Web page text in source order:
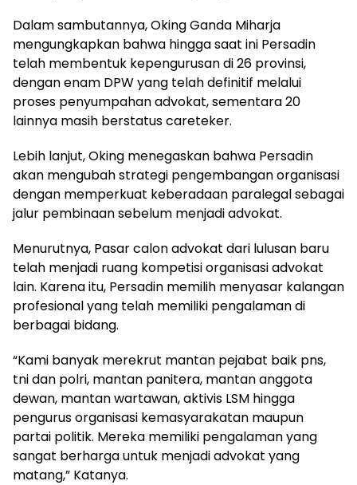
Dalam sambutannya, Oking Ganda Miharja
mengungkapkan bahwa hingga saat ini Persadin
telah membentuk kepengurusan di 26 provinsi,
dengan enam DPW yang telah definitif melalui
proses penyumpahan advokat, sementara 20
lainnya masih berstatus careteker.
Lebih lanjut, Oking menegaskan bahwa Persadin
akan mengubah strategi pengembangan organisasi
dengan memperkuat keberadaan paralegal sebagai
jalur pembinaan sebelum menjadi advokat.
Menurutnya, Pasar calon advokat dari lulusan baru
telah menjadi ruang kompetisi organisasi advokat
lain. Karena itu, Persadin memilih menyasar kalangan
profesional yang telah memiliki pengalaman di
berbagai bidang.
“Kami banyak merekrut mantan pejabat baik pns,
tni dan polri, mantan panitera, mantan anggota
dewan, mantan wartawan, aktivis LSM hingga
pengurus organisasi kemasyarakatan maupun
partai politik. Mereka memiliki pengalaman yang
sangat berharga untuk menjadi advokat yang
matang,” Katanya.